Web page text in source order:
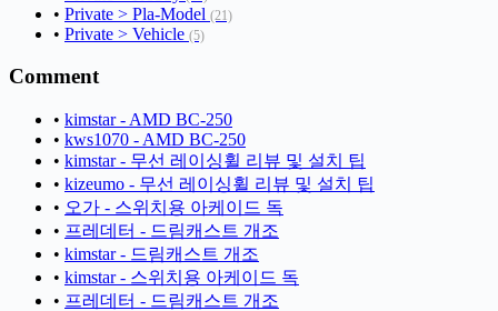
• Private > Pla-Model (21)
• Private > Vehicle (5)
Comment
• kimstar - AMD BC-250
• kws1070 - AMD BC-250
• kimstar - 무선 레이싱휠 리뷰 및 설치 팁
• kizeumo - 무선 레이싱휠 리뷰 및 설치 팁
• 오가 - 스위치용 아케이드 독
• 프레데터 - 드림캐스트 개조
• kimstar - 드림캐스트 개조
• kimstar - 스위치용 아케이드 독
• 프레데터 - 드림캐스트 개조